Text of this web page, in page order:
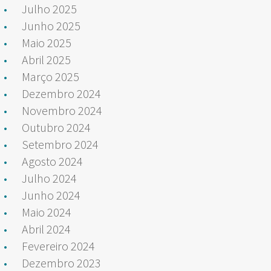
Julho 2025
Junho 2025
Maio 2025
Abril 2025
Março 2025
Dezembro 2024
Novembro 2024
Outubro 2024
Setembro 2024
Agosto 2024
Julho 2024
Junho 2024
Maio 2024
Abril 2024
Fevereiro 2024
Dezembro 2023